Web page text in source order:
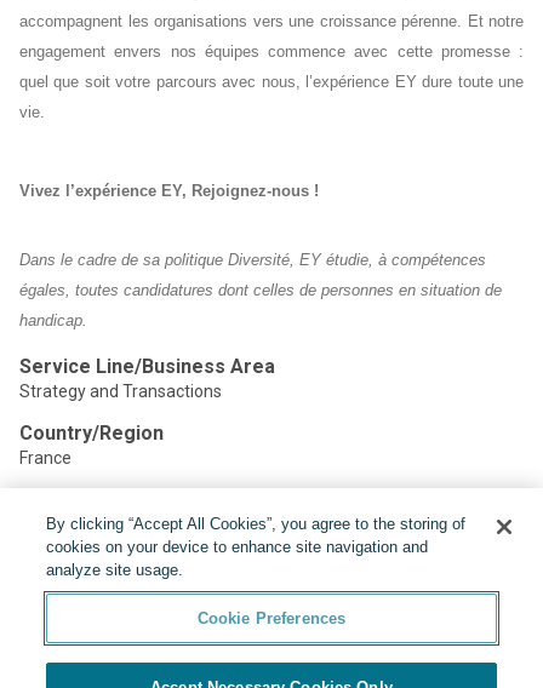
accompagnent les organisations vers une croissance pérenne. Et notre
engagement envers nos équipes commence avec cette promesse :
quel que soit votre parcours avec nous, l’expérience EY dure toute une
vie.
Vivez l’expérience EY, Rejoignez-nous !
Dans le cadre de sa politique Diversité, EY étudie, à compétences
égales, toutes candidatures dont celles de personnes en situation de
handicap.
Service Line/Business Area
Strategy and Transactions
Country/Region
France
Share:
By clicking “Accept All Cookies”, you agree to the storing of
cookies on your device to enhance site navigation and
analyze site usage.
Cookie Preferences